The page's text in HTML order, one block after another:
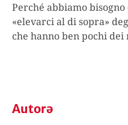
Perché abbiamo
«elevarci al di sopra»
che hanno ben pochi
Autorə